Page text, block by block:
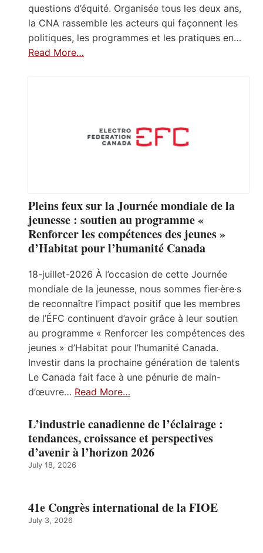
questions d’équité. Organisée tous les deux ans,
la CNA rassemble les acteurs qui façonnent les
politiques, les programmes et les pratiques en…
Read More…
Pleins feux sur la Journée mondiale de la
jeunesse : soutien au programme «
Renforcer les compétences des jeunes »
d’Habitat pour l’humanité Canada
18-juillet-2026 À l’occasion de cette Journée
mondiale de la jeunesse, nous sommes fier·ère·s
de reconnaître l’impact positif que les membres
de l’ÉFC continuent d’avoir grâce à leur soutien
au programme « Renforcer les compétences des
jeunes » d’Habitat pour l’humanité Canada.
Investir dans la prochaine génération de talents
Le Canada fait face à une pénurie de main-
d’œuvre… Read More…
L’industrie canadienne de l’éclairage :
tendances, croissance et perspectives
d’avenir à l’horizon 2026
July 18, 2026
41e Congrès international de la FIOE
July 3, 2026